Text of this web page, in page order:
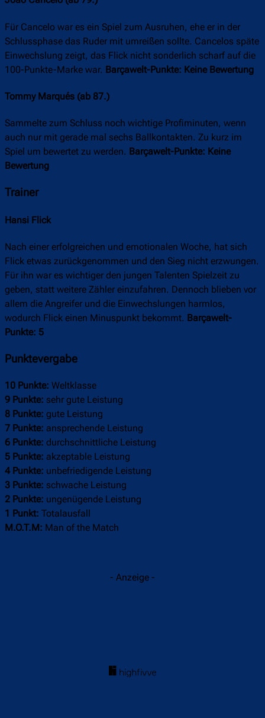
Für Cancelo war es ein Spiel zum Ausruhen, ehe er in der
Schlussphase das Ruder mit umreißen sollte. Cancelos späte
Einwechslung zeigt, das Flick nicht sonderlich scharf auf die
100-Punkte-Marke war. Barçawelt-Punkte: Keine Bewertung
Tommy Marqués (ab 87.)
Sammelte zum Schluss noch wichtige Profiminuten, wenn
auch nur mit gerade mal sechs Ballkontakten. Zu kurz im
Spiel um bewertet zu werden. Barçawelt-Punkte: Keine
Bewertung
Trainer
Hansi Flick
Nach einer erfolgreichen und emotionalen Woche, hat sich
Flick etwas zurückgenommen und den Sieg nicht erzwungen.
Für ihn war es wichtiger den jungen Talenten Spielzeit zu
geben, statt weitere Zähler einzufahren. Dennoch blieben vor
allem die Angreifer und die Einwechslungen harmlos,
wodurch Flick einen Minuspunkt bekommt. Barçawelt-
Punkte: 5
Punktevergabe
10 Punkte: Weltklasse
9 Punkte: sehr gute Leistung
8 Punkte: gute Leistung
7 Punkte: ansprechende Leistung
6 Punkte: durchschnittliche Leistung
5 Punkte: akzeptable Leistung
4 Punkte: unbefriedigende Leistung
3 Punkte: schwache Leistung
2 Punkte: ungenügende Leistung
1 Punkt: Totalausfall
M.O.T.M: Man of the Match
- Anzeige -